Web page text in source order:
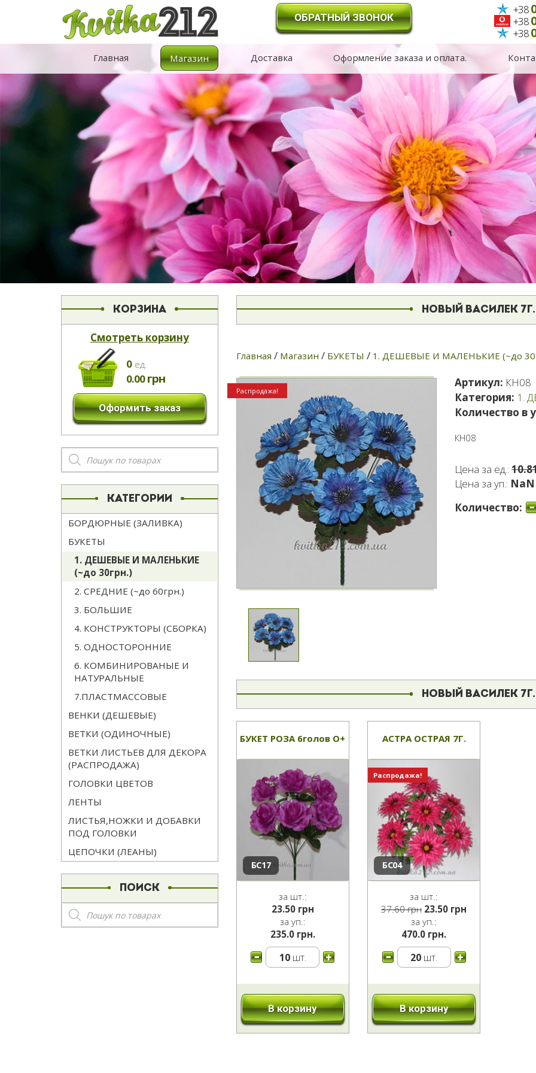
ОБРАТНЫЙ ЗВОНОК
+38
+38
+38
Главная Магазин Доставка Оформление заказа и оплата.
КОРЗИНА
Смотреть корзину
0eд.
0.00грн
Оформить заказ
Поиск
товаров
КАТЕГОРИИ
БОРДЮРНЫЕ (ЗАЛИВКА)
БУКЕТЫ
1. ДЕШЕВЫЕ И МАЛЕНЬКИЕ
(~до 30грн.)
2. СРЕДНИЕ (~до 60грн.)
3. БОЛЬШИЕ
4. КОНСТРУКТОРЫ (СБОРКА)
5. ОДНОСТОРОННИЕ
6. КОМБИНИРОВАНЫЕ И
НАТУРАЛЬНЫЕ
7.ПЛАСТМАССОВЫЕ
ВЕНКИ (ДЕШЕВЫЕ)
ВЕТКИ (ОДИНОЧНЫЕ)
ВЕТКИ ЛИСТЬЕВ ДЛЯ ДЕКОРА
(РАСПРОДАЖА)
ГОЛОВКИ ЦВЕТОВ
ЛЕНТЫ
ЛИСТЬЯ,НОЖКИ И ДОБАВКИ
ПОД ГОЛОВКИ
ЦЕПОЧКИ (ЛЕАНЫ)
ПОИСК
Поиск
товаров
НОВЫЙ ВАСИЛЕК
Главная / Магазин / БУКЕТЫ / 1. ДЕШЕВЫЕ И МАЛЕНЬКИЕ (~до
Распродажа!
Артикул: КН08
Категория: 1.
Количество в
КН08
Цена за ед.:
Цена за уп.:
Количество:
НОВЫЙ ВАСИЛЕК
БУКЕТ РОЗА 6голов О+
БС17
за шт.:
23.50 грн
за уп.:
235.0 грн.
10шт.
В корзину
АСТРА ОСТРАЯ 7Г.
Распродажа!
БС04
за шт.:
37.60грн Первоначальная
цена
составляла
37.60 грн.
23.50 грн
за уп.:
470.0 грн.
20 шт.
В корзину